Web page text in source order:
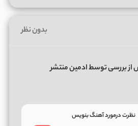
بدون نظر
از بررسی توسط ادمین منتشر